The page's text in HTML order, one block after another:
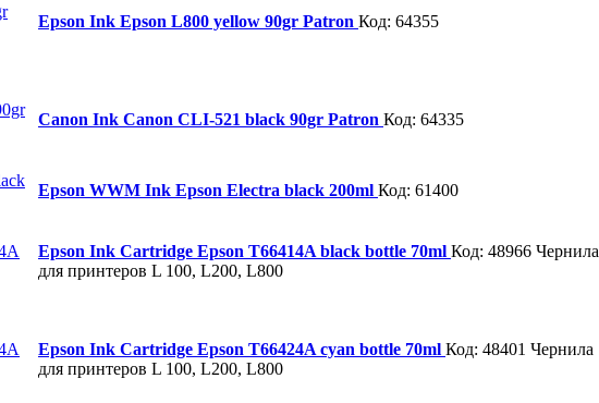
Epson Ink Epson L800 yellow 90gr Patron Код: 64355
Canon Ink Canon CLI-521 black 90gr Patron Код: 64335
Epson WWM Ink Epson Electra black 200ml Код: 61400
Epson Ink Cartridge Epson T66414A black bottle 70ml Код: 48966 Чернила
для принтеров L 100, L200, L800
Epson Ink Cartridge Epson T66424A cyan bottle 70ml Код: 48401 Чернила
для принтеров L 100, L200, L800